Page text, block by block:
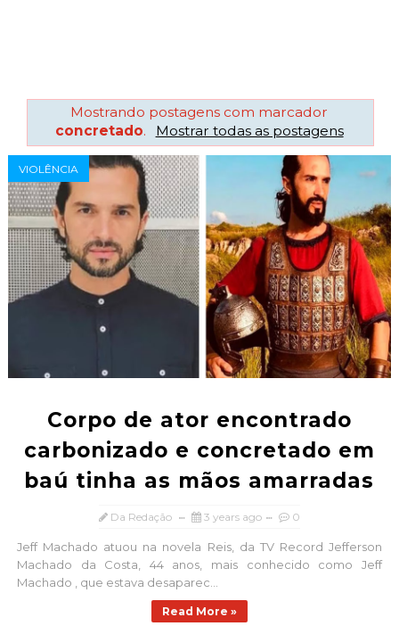
Mostrando postagens com marcador
concretado. Mostrar todas as postagens
VIOLÊNCIA
Corpo de ator encontrado
carbonizado e concretado em
baú tinha as mãos amarradas
Da Redação 3 years ago 0
Jeff Machado atuou na novela Reis, da TV Record Jefferson
Machado da Costa, 44 anos, mais conhecido como Jeff
Machado , que estava desaparec...
Read More »